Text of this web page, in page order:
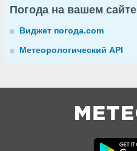
Погода на вашем сайте
Виджет погода.com
Метеорологический API